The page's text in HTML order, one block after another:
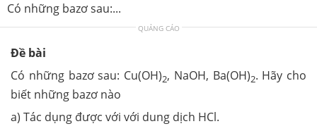
Có những bazơ sau:...
QUẢNG CÁO
Đề bài
Có những bazơ sau: Cu(OH)2, NaOH, Ba(OH)2. Hãy cho
biết những bazơ nào
a) Tác dụng được với với dung dịch HCl.